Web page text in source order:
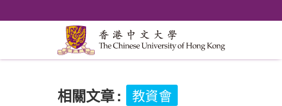
相關文章: 教資會